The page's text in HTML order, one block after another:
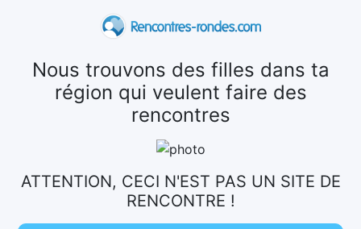
Nous trouvons des filles dans ta
région qui veulent faire des
rencontres
ATTENTION, CECI N'EST PAS UN SITE DE
RENCONTRE !